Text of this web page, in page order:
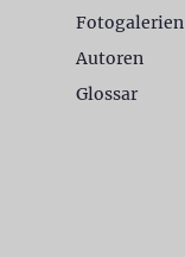
Fotogalerien
Autoren
Glossar